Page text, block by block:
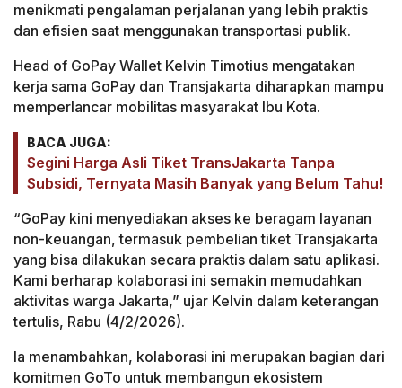
menikmati pengalaman perjalanan yang lebih praktis
dan efisien saat menggunakan transportasi publik.
Head of GoPay Wallet Kelvin Timotius mengatakan
kerja sama GoPay dan Transjakarta diharapkan mampu
memperlancar mobilitas masyarakat Ibu Kota.
BACA JUGA:
Segini Harga Asli Tiket TransJakarta Tanpa
Subsidi, Ternyata Masih Banyak yang Belum Tahu!
“GoPay kini menyediakan akses ke beragam layanan
non-keuangan, termasuk pembelian tiket Transjakarta
yang bisa dilakukan secara praktis dalam satu aplikasi.
Kami berharap kolaborasi ini semakin memudahkan
aktivitas warga Jakarta,” ujar Kelvin dalam keterangan
tertulis, Rabu (4/2/2026).
Ia menambahkan, kolaborasi ini merupakan bagian dari
komitmen GoTo untuk membangun ekosistem